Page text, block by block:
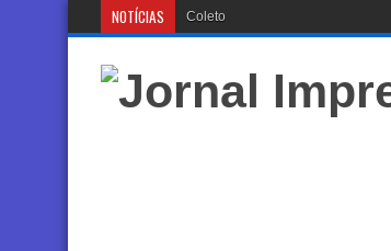
NOTÍCIAS Coletor tronco que está send